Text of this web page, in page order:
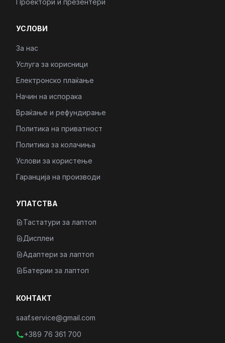
Проектори и презентери
УСЛОВИ
За нас
Услуга за корисници
Електронско плаќање
Начин на испорака
Враќање и рефундирање
Политика на приватност
Политика за колачиња
Услови за користење
Гаранција на производи
УПАТСТВА
Тастатури за лаптоп
Дисплеи
Адаптери за лаптоп
Батерии за лаптоп
КОНТАКТ
saaf.service@gmail.com
+389 76 361 700